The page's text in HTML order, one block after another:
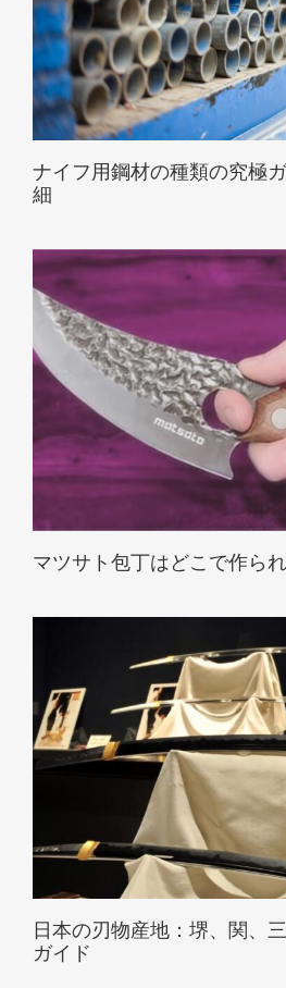
ナイフ用鋼材の種類の究極
細
マツサト包丁はどこで作ら
日本の刃物産地：堺、関、
ガイド